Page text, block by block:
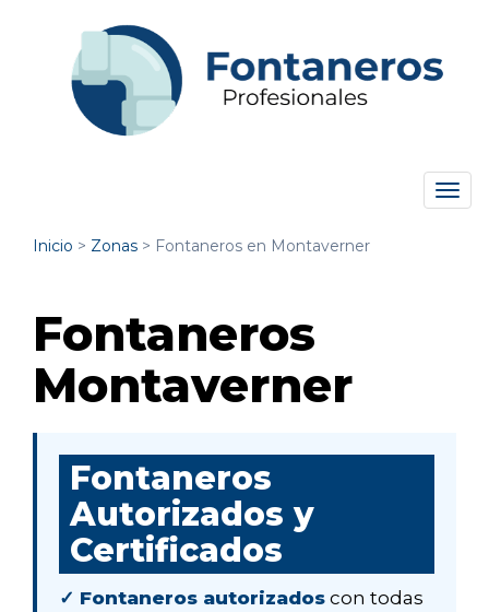
Inicio > Zonas > Fontaneros en Montaverner
Fontaneros
Montaverner
Fontaneros
Autorizados y
Certificados
✓ Fontaneros autorizados con todas